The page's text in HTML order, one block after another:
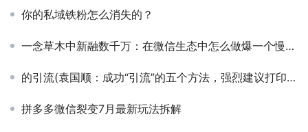
你的私域铁粉怎么消失的？
一念草木中新融数千万：在微信生态中怎么做爆一个慢行业
的引流(袁国顺：成功“引流”的五个方法，强烈建议打印，背会，照做)
拼多多微信裂变7月最新玩法拆解